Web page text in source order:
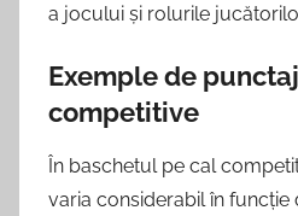
a jocului și rolurile
Exemple de
competitive
În baschetul pe cal
varia considerabil în funcție